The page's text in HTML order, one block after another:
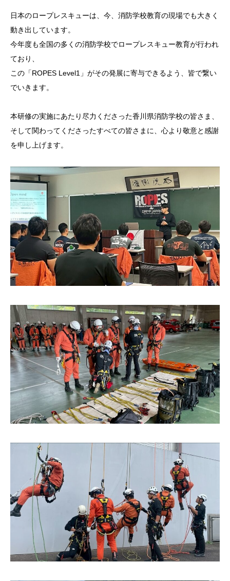
日本のロープレスキューは、今、消防学校教育の現場でも大きく
動き出しています。
今年度も全国の多くの消防学校でロープレスキュー教育が行われ
ており、
この「ROPES Level1」がその発展に寄与できるよう、皆で繋い
でいきます。
本研修の実施にあたり尽力くださった香川県消防学校の皆さま、
そして関わってくださったすべての皆さまに、心より敬意と感謝
を申し上げます。